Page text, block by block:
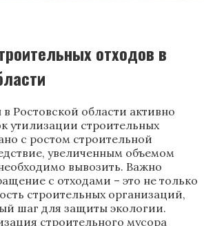
отходов в
Ростовской области активно
утилизации строительных
с ростом строительной
увеличенным объемом
вывозить. Важно
с отходами – это не только
строительных организаций,
шаг для защиты экологии.
строительного мусора